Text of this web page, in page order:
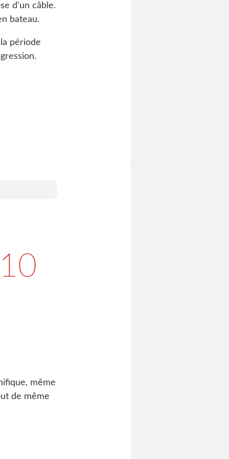
d'un câble.
bateau.
période
même
de même